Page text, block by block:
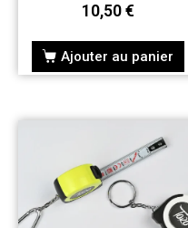
10,50€
Ajouter au panier